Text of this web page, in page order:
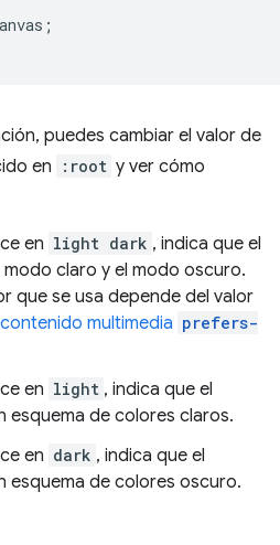
;
puedes cambiar el valor de
en :root y ver cómo
en light dark , indica que el
claro y el modo oscuro.
que se usa depende del valor
multimedia prefers-
en light , indica que el
esquema de colores claros.
en dark , indica que el
esquema de colores oscuro.